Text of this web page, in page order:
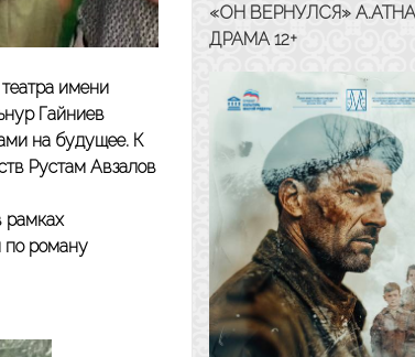
имени
Гайниев
на будущее. К
Рустам Авзалов
рамках
по роману
«ОН ВЕРНУЛСЯ»
ДРАМА 12+